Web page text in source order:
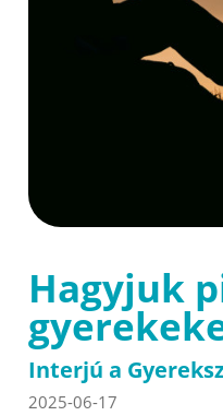
Hagyjuk
Interjú a
2025-06-17